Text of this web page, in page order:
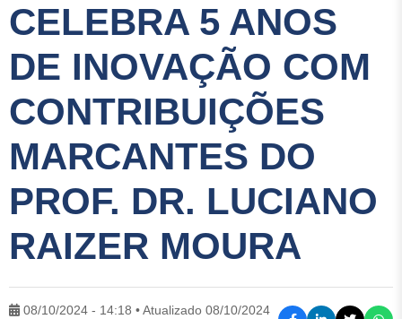
CELEBRA 5 ANOS
DE INOVAÇÃO COM
CONTRIBUIÇÕES
MARCANTES DO
PROF. DR. LUCIANO
RAIZER MOURA
08/10/2024 - 14:18 • Atualizado 08/10/2024